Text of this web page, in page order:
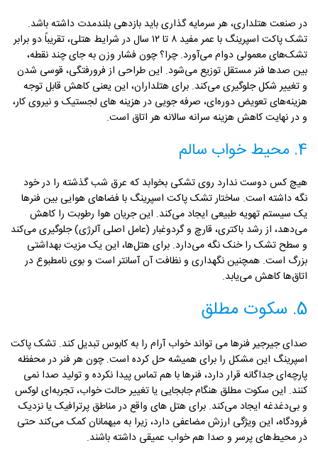
در صنعت هتلداری، هر سرمایه گذاری باید بازدهی بلندمدت داشته باشد.
تشک پاکت اسپرینگ با عمر مفید ۸ تا ۱۲ سال در شرایط هتلی، تقریباً دو برابر
تشک‌های معمولی دوام می‌آورد. چرا؟ چون فشار وزن به جای چند نقطه،
بین صدها فنر مستقل توزیع می‌شود. این طراحی از فرورفتگی، قوسی شدن
و تغییر شکل جلوگیری می‌کند. برای هتلداران، این یعنی کاهش قابل توجه
هزینه‌های تعویض دوره‌ای، صرفه‌ جویی در هزینه های لجستیک و نیروی کار،
و در نهایت کاهش هزینه سرانه سالانه هر اتاق است.
4. محیط خواب سالم
هیچ کس دوست ندارد روی تشکی بخوابد که عرق شب گذشته را در خود
نگه داشته است. ساختار تشک پاکت اسپرینگ با فضاهای هوایی بین فنرها
یک سیستم تهویه طبیعی ایجاد می‌کند. این جریان هوا رطوبت را کاهش
می‌دهد، از رشد باکتری، قارچ و گردوغبار (عامل اصلی آلرژی) جلوگیری می‌کند
و سطح تشک را خنک نگه می‌دارد. برای هتل‌ها، این یک مزیت بهداشتی
بزرگ است. همچنین نگهداری و نظافت آن آسانتر است و بوی نامطبوع در
اتاق‌ها کاهش می‌یابد.
5. سکوت مطلق
صدای جیرجیر فنرها می تواند خواب آرام را به کابوس تبدیل کند. تشک پاکت
اسپرینگ این مشکل را برای همیشه حل کرده است. چون هر فنر در محفظه
پارچه‌ای جداگانه قرار دارد، فنرها با هم تماس پیدا نکرده و تولید صدا نمی
کنند. این سکوت مطلق هنگام جابجایی یا تغییر حالت خواب، تجربه‌ای لوکس
و بی‌دغدغه ایجاد می‌کند. برای هتل های واقع در مناطق پرترافیک یا نزدیک
فرودگاه، این ویژگی ارزش مضاعفی دارد، زیرا به میهمانان کمک می‌کند حتی
در محیط‌های پرسر و صدا هم خواب عمیقی داشته باشند.